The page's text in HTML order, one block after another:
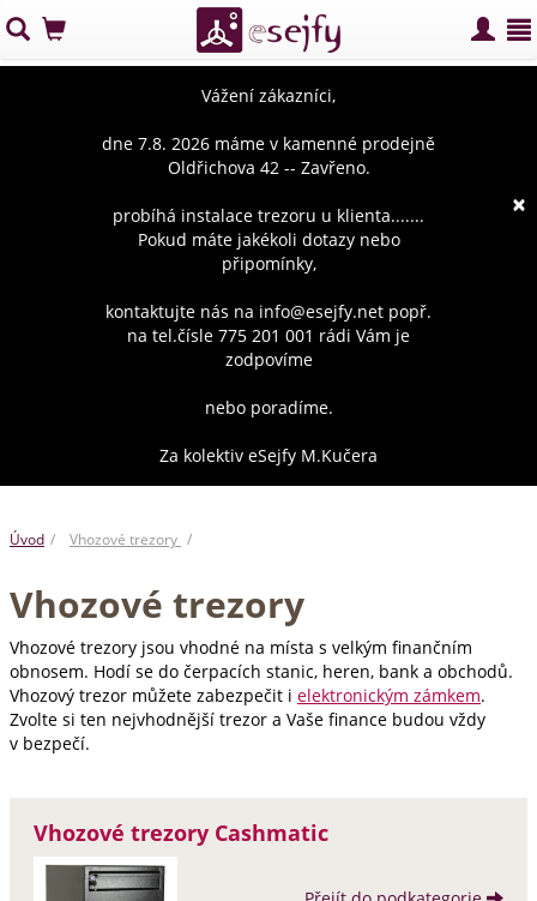
×
Vážení zákazníci,
dne 7.8. 2026 máme v kamenné prodejně
Oldřichova 42 -- Zavřeno.
probíhá instalace trezoru u klienta.......
Pokud máte jakékoli dotazy nebo
připomínky,
kontaktujte nás na info@esejfy.net popř.
na tel.čísle 775 201 001 rádi Vám je
zodpovíme
nebo poradíme.
Za kolektiv eSejfy M.Kučera
Úvod Vhozové trezory
Vhozové trezory
Vhozové trezory jsou vhodné na místa s velkým finančním
obnosem. Hodí se do čerpacích stanic, heren, bank a obchodů.
Vhozový trezor můžete zabezpečit i elektronickým zámkem.
Zvolte si ten nejvhodnější trezor a Vaše finance budou vždy
v bezpečí.
Vhozové trezory Cashmatic